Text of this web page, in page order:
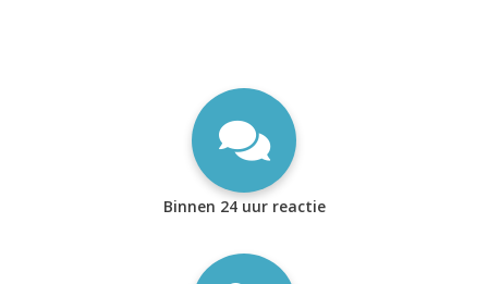
Binnen 24 uur reactie